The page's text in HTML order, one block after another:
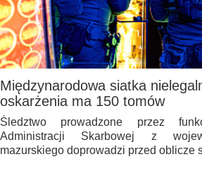
Międzynarodowa siatka
oskarżenia ma 150 tomów
Śledztwo prowadzone przez
Administracji Skarbowej z
mazurskiego doprowadzi przed oblicze